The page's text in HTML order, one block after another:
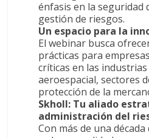
énfasis en la seguridad
gestión de riesgos.
Un espacio para la
El webinar busca
prácticas para
críticas en las
aeroespacial, sectores
protección de la
Skholl: Tu aliado
administración del
Con más de una